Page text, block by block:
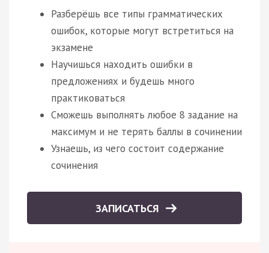
Разберёшь все типы грамматических
ошибок, которые могут встретиться на
экзамене
Научишься находить ошибки в
предложениях и будешь много
практиковаться
Сможешь выполнять любое 8 задание на
максимум и не терять баллы в сочинении
Узнаешь, из чего состоит содержание
сочинения
ЗАПИСАТЬСЯ